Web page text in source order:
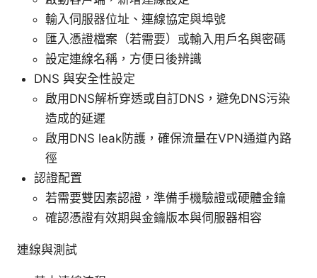
輸入伺服器位址、連線協定與埠號
匯入憑證檔案（若需要）或輸入用戶名與密碼
設定連線名稱，方便日後辨識
DNS 與安全性設定
啟用DNS解析穿透或自訂DNS，避免DNS污染
造成的延遲
啟用DNS leak防護，確保流量在VPN通道內路
徑
認證配置
若需要雙因素認證，準備手機驗證或硬體金鑰
確認憑證有效期與金鑰版本與伺服器相容
連線與測試